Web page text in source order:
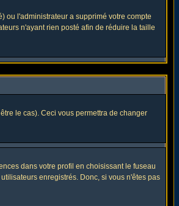
ou l'administrateur a supprimé votre compte
n'ayant rien posté afin de réduire la taille
le cas). Ceci vous permettra de changer
dans votre profil en choisissant le fuseau
enregistrés. Donc, si vous n'êtes pas